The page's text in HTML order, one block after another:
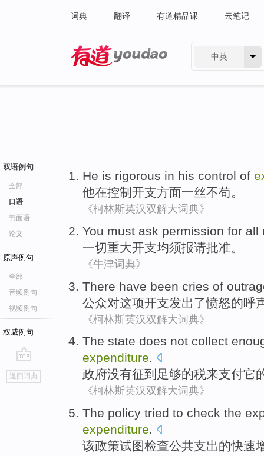
词典 翻译 有道精品课 云笔记
中英
双语例句
全部
口语
书面语
论文
原声例句
全部
音频例句
视频例句
权威例句
go
top
返回词典
He is rigorous in his control of
他在控制 开支方面一丝不苟。
《柯林斯英汉双解大词典》
You must ask permission for all
一切重大开支均须报请批准。
《牛津词典》
There have been cries of
公众对这项开支发出了愤怒的呼
《柯林斯英汉双解大词典》
The state does not collect
expenditure.
政府没有征到足够的税来支付它
《柯林斯英汉双解大词典》
The policy tried to check the
expenditure.
该政策试图检查公共支出的快速